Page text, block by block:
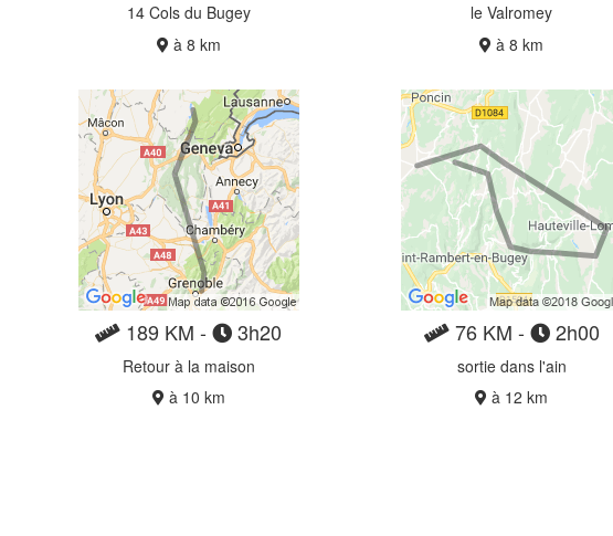
14 Cols du Bugey
à 8 km
le Valromey
à 8 km
189 KM - 3h20
Retour à la maison
à 10 km
76 KM - 2h00
sortie dans l'ain
à 12 km